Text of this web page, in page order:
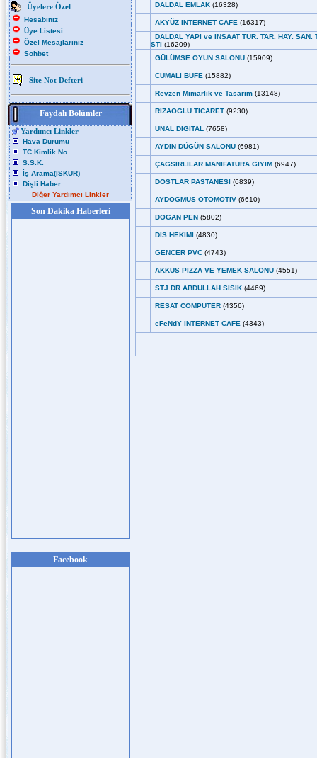
Üyelere Özel
Hesabınız
Üye Listesi
Özel Mesajlarınız
Sohbet
Site Not Defteri
Faydalı Bölümler
Yardımcı Linkler
Hava Durumu
TC Kimlik No
S.S.K.
İş Arama(ISKUR)
Dişli Haber
Diğer Yardımcı Linkler
Son Dakika Haberleri
Facebook
DALDAL EMLAK (16328)
AKYÜZ INTERNET CAFE (16317)
DALDAL YAPI ve INSAAT TUR. TAR. HAY. SAN.
STI (16209)
GÜLÜMSE OYUN SALONU (15909)
CUMALI BÜFE (15882)
Revzen Mimarlik ve Tasarim (13148)
RIZAOGLU TICARET (9230)
ÜNAL DIGITAL (7658)
AYDIN DÜGÜN SALONU (6981)
ÇAGSIRLILAR MANIFATURA GIYIM (6947)
DOSTLAR PASTANESI (6839)
AYDOGMUS OTOMOTIV (6610)
DOGAN PEN (5802)
DIS HEKIMI (4830)
GENCER PVC (4743)
AKKUS PIZZA VE YEMEK SALONU (4551)
STJ.DR.ABDULLAH SISIK (4469)
RESAT COMPUTER (4356)
eFeNdY INTERNET CAFE (4343)